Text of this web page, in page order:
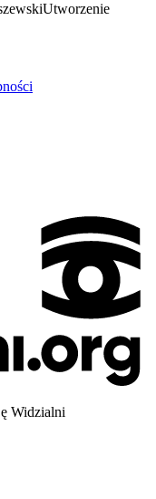
Utworzenie
Widzialni